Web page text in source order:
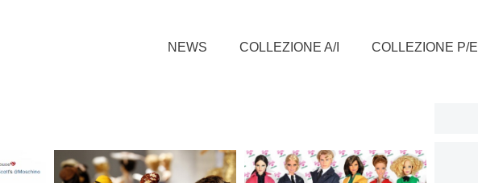
NEWS COLLEZIONE A/I COLLEZIONE P/E